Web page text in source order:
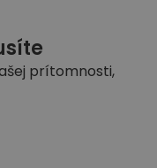
prítomnosti,